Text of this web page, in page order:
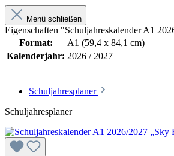
Menü schließen
Eigenschaften "Schuljahreskalender A1
Format:
A1 (59,4 x 84,1 cm)
Kalenderjahr: 2026 / 2027
Schuljahresplaner
Schuljahresplaner